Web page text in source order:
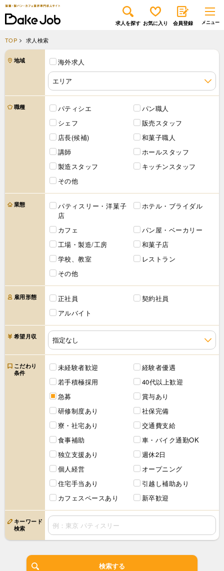
求人を探す お気に入り 会員登録
TOP 求人検索
地域 海外求人
職種 パティシエ
パン職人
シェフ
販売スタッフ
店長(候補)
和菓子職人
講師
ホールスタッフ
製造スタッフ
キッチンスタッフ
その他
業態
パティスリー・洋菓子
店
ホテル・ブライダル
カフェ
パン屋・ベーカリー
工場・製造/工房
和菓子店
学校、教室
レストラン
その他
雇用形態 正社員
契約社員
アルバイト
希望月収
こだわり
条件
未経験者歓迎
経験者優遇
若手積極採用
40代以上歓迎
急募
賞与あり
研修制度あり
社保完備
寮・社宅あり
交通費支給
食事補助
車・バイク通勤OK
独立支援あり
週休2日
個人経営
オープニング
住宅手当あり
引越し補助あり
カフェスペースあり
新卒歓迎
キーワード
検索
検索する